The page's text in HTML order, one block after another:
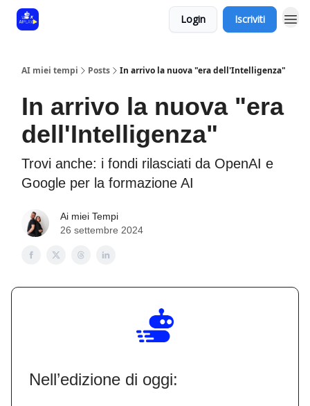
Login Iscriviti
AI miei tempi Posts In arrivo la nuova "era dell'Intelligenza"
In arrivo la nuova "era
dell'Intelligenza"
Trovi anche: i fondi rilasciati da OpenAI e
Google per la formazione AI
Ai miei Tempi
26 settembre 2024
Nell’edizione di oggi: